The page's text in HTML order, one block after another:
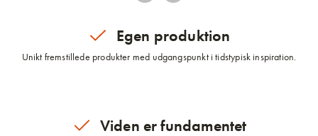
Egen produktion
Unikt fremstillede produkter med udgangspunkt i tidstypisk inspiration.
Viden er fundamentet